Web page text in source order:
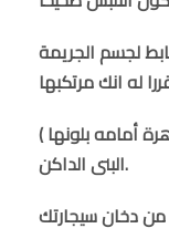
لجسم الجريمة
( كأن يرى الظابط قطعة الحشيش ظاهرة أمامه بلونها
البنى الداكن.